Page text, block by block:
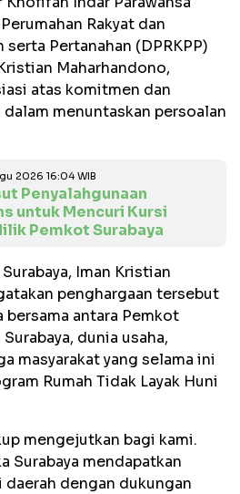
Rakyat dan
serta Pertanahan (DPRKPP)
Maharhandono,
atas komitmen dan
menuntaskan persoalan
2026 16:04 WIB
Penyalahgunaan
untuk Mencuri Kursi
Pemkot Surabaya
Iman Kristian
penghargaan tersebut
bersama antara Pemkot
dunia usaha,
masyarakat yang selama ini
Rumah Tidak Layak Huni
mengejutkan bagi kami.
Surabaya mendapatkan
daerah dengan dukungan